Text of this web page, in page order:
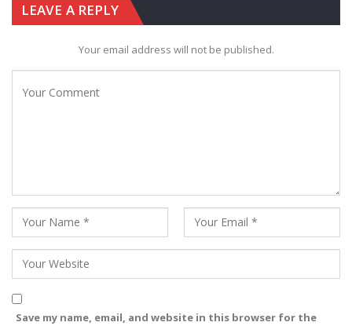
LEAVE A REPLY
Your email address will not be published.
Save my name, email, and website in this browser for the